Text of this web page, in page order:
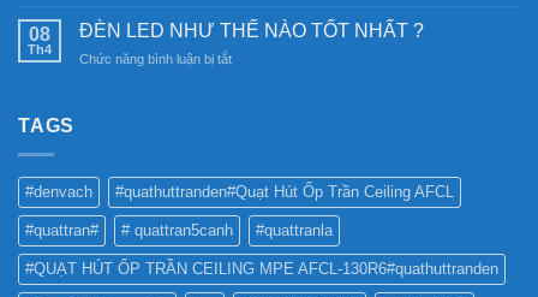
sáng
Nam
6SS-
NÊN
DỤNG
QUẢNG
CÁO?
08
Th4
ĐÈN LED NHƯ THẾ NÀO TỐT NHẤT ?
Chức năng bình luận bị tắtở
TỐT
NHẤT
?
TAGS
#denvach #quathuttranden#Quạt Hút Ốp Trần Ceiling AFCL
#quattran# # quattran5canh #quattranla
#QUẠT HÚT ỐP TRẦN CEILING MPE AFCL-130R6#quathuttranden